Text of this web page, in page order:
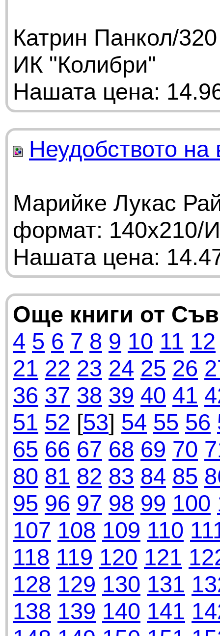
Катрин Панкол/
ИК "Колибри"
Нашата цена:
Неудобството на
Марийке Лукас
формат: 140х210/
Нашата цена:
Още книги от
4 5 6 7 8 9 10 11 12
21 22 23 24 25 26
36 37 38 39 40 41
51 52 [53] 54 55 56
65 66 67 68 69 70
80 81 82 83 84 85
95 96 97 98 99 100
107 108 109 110
118 119 120 121
128 129 130 131
138 139 140 141